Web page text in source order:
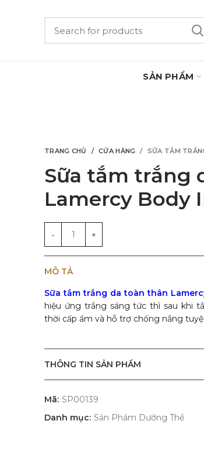
SẢN PHẨM
TRANG CHỦ CỬA HÀNG SỮA TẮM
Sữa tắm trắng
Lamercy Body
MÔ TẢ
Sữa tắm trắng da toàn thân
hiệu ứng trắng sáng tức thì sau khi
thời cấp ẩm và hỗ trợ chống nắng
THÔNG TIN SẢN PHẨM
Mã: SP00139
Danh mục: Sản Phẩm Dưỡng Thể